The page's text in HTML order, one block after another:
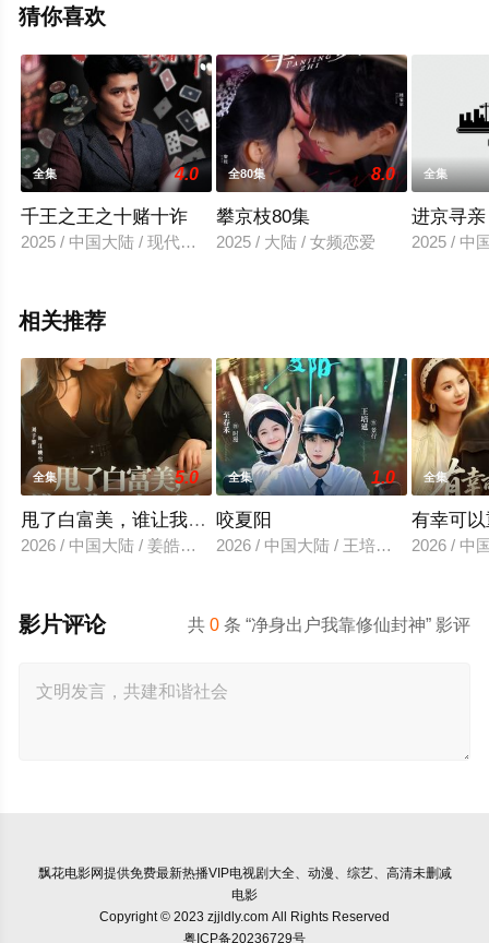
视剧、电视猫或剧情网等平台了解。
猜你喜欢
全集 4.0
千王之王之十赌十诈
2025 / 中国大陆 / 现代都市
全80集 8.0
攀京枝80集
2025 / 大陆 / 女频恋爱
全集
进京寻
2025 / 中
相关推荐
全集 5.0
甩了白富美，谁让我是大反派
2026 / 中国大陆 / 姜皓之＆予黎
全集 1.0
咬夏阳
2026 / 中国大陆 / 王培延＆至春禾
全集
有幸可
2026 / 中
共0 条 “净身出户我靠修仙封神” 影评
影片评论
飘花电影网提供免费最新热播VIP电视剧大全、动漫、综艺、高清未删减
电影
Copyright © 2023 zjjldly.com All Rights Reserved
粤ICP备20236729号